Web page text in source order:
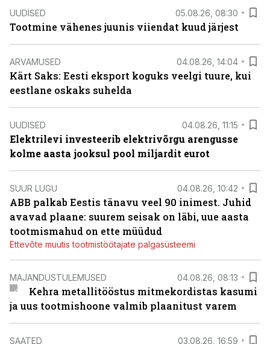
UUDISED 05.08.26, 08:30
Tootmine vähenes juunis viiendat kuud järjest
ARVAMUSED 04.08.26, 14:04
Kärt Saks: Eesti eksport koguks veelgi tuure, kui
eestlane oskaks suhelda
UUDISED 04.08.26, 11:15
Elektrilevi investeerib elektrivõrgu arengusse
kolme aasta jooksul pool miljardit eurot
SUUR LUGU 04.08.26, 10:42
ABB palkab Eestis tänavu veel 90 inimest. Juhid
avavad plaane: suurem seisak on läbi, uue aasta
tootmismahud on ette müüdud
Ettevõte muutis tootmistöötajate palgasüsteemi
MAJANDUSTULEMUSED 04.08.26, 08:13
Kehra metallitööstus mitmekordistas kasumi
ja uus tootmishoone valmib plaanitust varem
SAATED 03.08.26, 16:59